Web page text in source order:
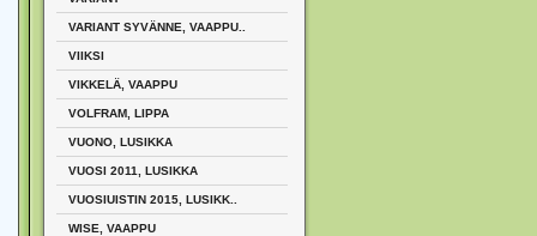
VARIANT SYVÄNNE, VAAPPU..
VIIKSI
VIKKELÄ, VAAPPU
VOLFRAM, LIPPA
VUONO, LUSIKKA
VUOSI 2011, LUSIKKA
VUOSIUISTIN 2015, LUSIKK..
WISE, VAAPPU